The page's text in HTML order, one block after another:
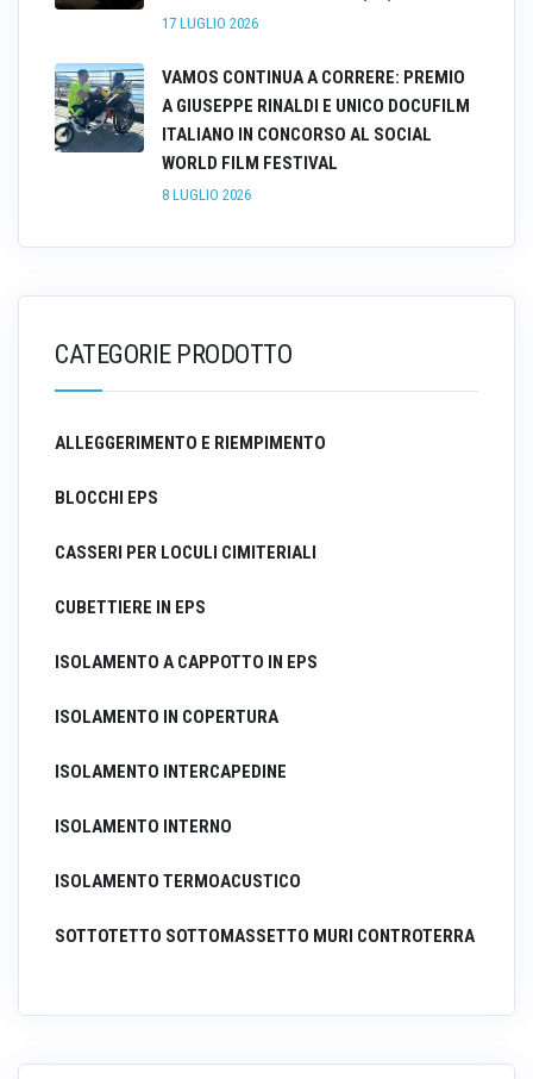
17 LUGLIO 2026
VAMOS CONTINUA A CORRERE: PREMIO
A GIUSEPPE RINALDI E UNICO DOCUFILM
ITALIANO IN CONCORSO AL SOCIAL
WORLD FILM FESTIVAL
8 LUGLIO 2026
CATEGORIE PRODOTTO
ALLEGGERIMENTO E RIEMPIMENTO
BLOCCHI EPS
CASSERI PER LOCULI CIMITERIALI
CUBETTIERE IN EPS
ISOLAMENTO A CAPPOTTO IN EPS
ISOLAMENTO IN COPERTURA
ISOLAMENTO INTERCAPEDINE
ISOLAMENTO INTERNO
ISOLAMENTO TERMOACUSTICO
SOTTOTETTO SOTTOMASSETTO MURI CONTROTERRA